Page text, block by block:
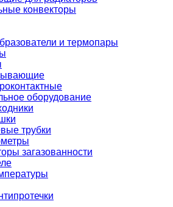
конвекторы
и термопары
оборудование
трубки
загазованности